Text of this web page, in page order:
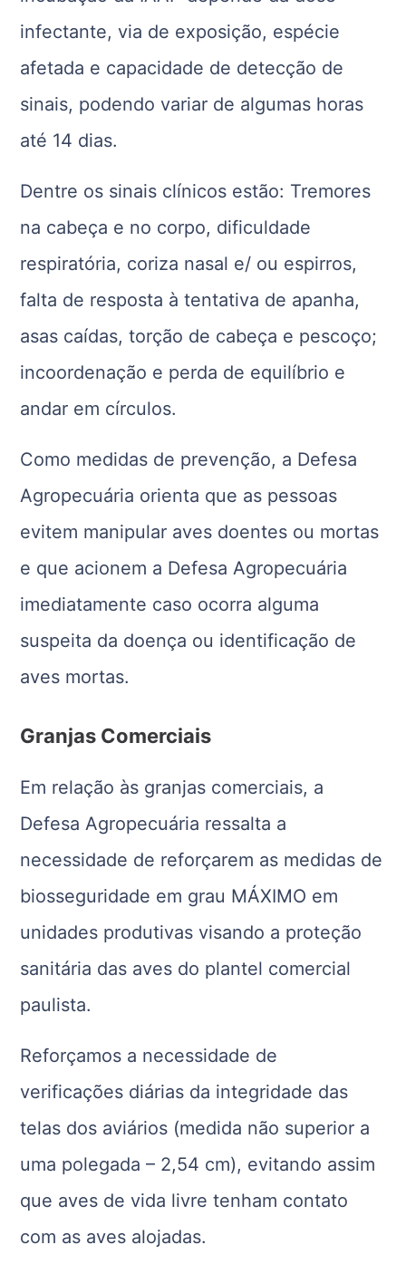
infectante, via de exposição, espécie
afetada e capacidade de detecção de
sinais, podendo variar de algumas horas
até 14 dias.
Dentre os sinais clínicos estão: Tremores
na cabeça e no corpo, dificuldade
respiratória, coriza nasal e/ ou espirros,
falta de resposta à tentativa de apanha,
asas caídas, torção de cabeça e pescoço;
incoordenação e perda de equilíbrio e
andar em círculos.
Como medidas de prevenção, a Defesa
Agropecuária orienta que as pessoas
evitem manipular aves doentes ou mortas
e que acionem a Defesa Agropecuária
imediatamente caso ocorra alguma
suspeita da doença ou identificação de
aves mortas.
Granjas Comerciais
Em relação às granjas comerciais, a
Defesa Agropecuária ressalta a
necessidade de reforçarem as medidas de
biosseguridade em grau MÁXIMO em
unidades produtivas visando a proteção
sanitária das aves do plantel comercial
paulista.
Reforçamos a necessidade de
verificações diárias da integridade das
telas dos aviários (medida não superior a
uma polegada – 2,54 cm), evitando assim
que aves de vida livre tenham contato
com as aves alojadas.